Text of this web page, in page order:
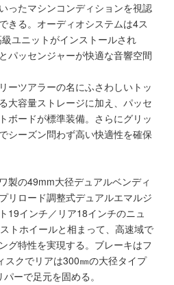
ったマシンコンディションを視認
きる。オーディオシステムは4ス
ユニットがインストールされ
パッセンジャーが快適な音響空間
ーツアラーの名にふさわしいトッ
大容量ストレージに加え、パッセ
ボードが標準装備。さらにグリッ
シーズン問わず高い快適性を確保
製の49mm大径デュアルベンディ
リロード調整式デュアルエマルジ
19インチ／リア18インチのニュ
トホイールと相まって、高速域で
グ特性を実現する。ブレーキはフ
スクでリアは300㎜の大径タイプ
ーで足元を固める。